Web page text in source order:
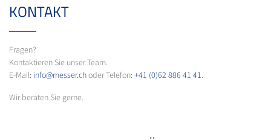
KONTAKT
Fragen?
Kontaktieren Sie unser Team.
E-Mail: info@messer.choder Telefon: +41 (0)62 886 41 41.
Wir beraten Sie gerne.